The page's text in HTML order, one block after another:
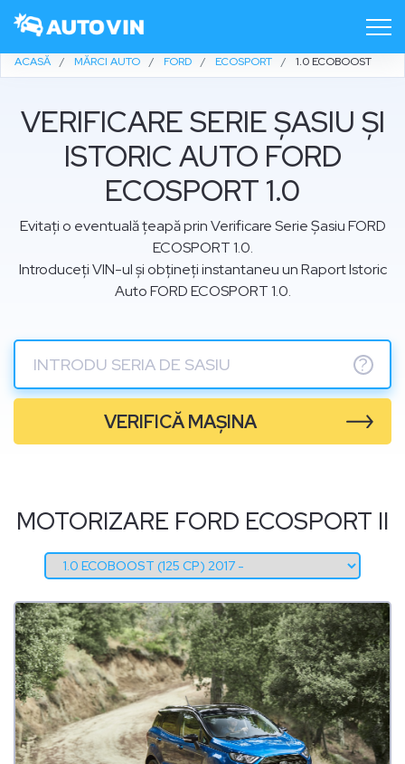
ACASĂ MĂRCI AUTO FORD ECOSPORT 1.0 ECOBOOST
VERIFICARE SERIE ȘASIU ȘI
ISTORIC AUTO FORD
ECOSPORT 1.0
Evitați o eventuală țeapă prin Verificare Serie Șasiu FORD
ECOSPORT 1.0.
Introduceți VIN-ul și obțineți instantaneu un Raport Istoric
Auto FORD ECOSPORT 1.0.
?
VERIFICĂ MAȘINA
MOTORIZARE FORD ECOSPORT II